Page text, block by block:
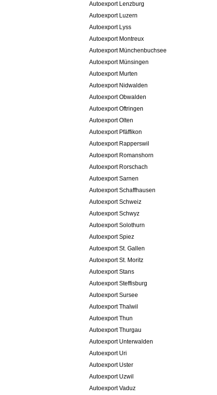
Autoexport Lenzburg
Autoexport Luzern
Autoexport Lyss
Autoexport Montreux
Autoexport Münchenbuchsee
Autoexport Münsingen
Autoexport Murten
Autoexport Nidwalden
Autoexport Obwalden
Autoexport Oftringen
Autoexport Olten
Autoexport Pfäffikon
Autoexport Rapperswil
Autoexport Romanshorn
Autoexport Rorschach
Autoexport Sarnen
Autoexport Schaffhausen
Autoexport Schweiz
Autoexport Schwyz
Autoexport Solothurn
Autoexport Spiez
Autoexport St. Gallen
Autoexport St. Moritz
Autoexport Stans
Autoexport Steffisburg
Autoexport Sursee
Autoexport Thalwil
Autoexport Thun
Autoexport Thurgau
Autoexport Unterwalden
Autoexport Uri
Autoexport Uster
Autoexport Uzwil
Autoexport Vaduz